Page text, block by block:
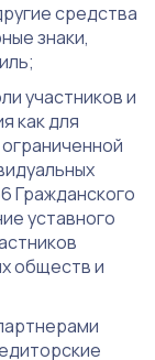
средства
знаки,
участников и
как для
Гражданского
уставного
обществ и